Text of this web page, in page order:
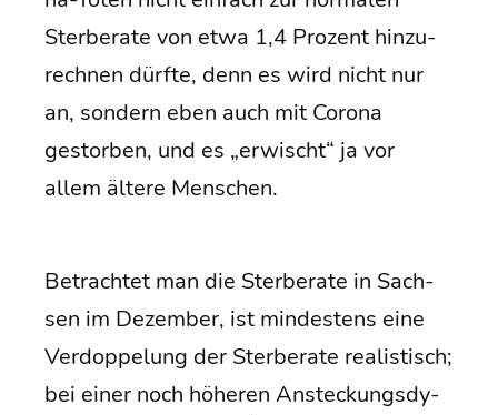
Ster­be­ra­te von etwa 1,4 Pro­zent hin­zu­
rech­nen dürf­te, denn es wird nicht nur
an, son­dern eben auch mit Coro­na
gestor­ben, und es „erwischt“ ja vor
allem älte­re Menschen.
Betrach­tet man die Ster­be­ra­te in Sach­
sen im Dezem­ber, ist min­des­tens eine
Ver­dop­pe­lung der Ster­be­ra­te rea­lis­tisch;
bei einer noch höhe­ren Anste­ckungs­dy­